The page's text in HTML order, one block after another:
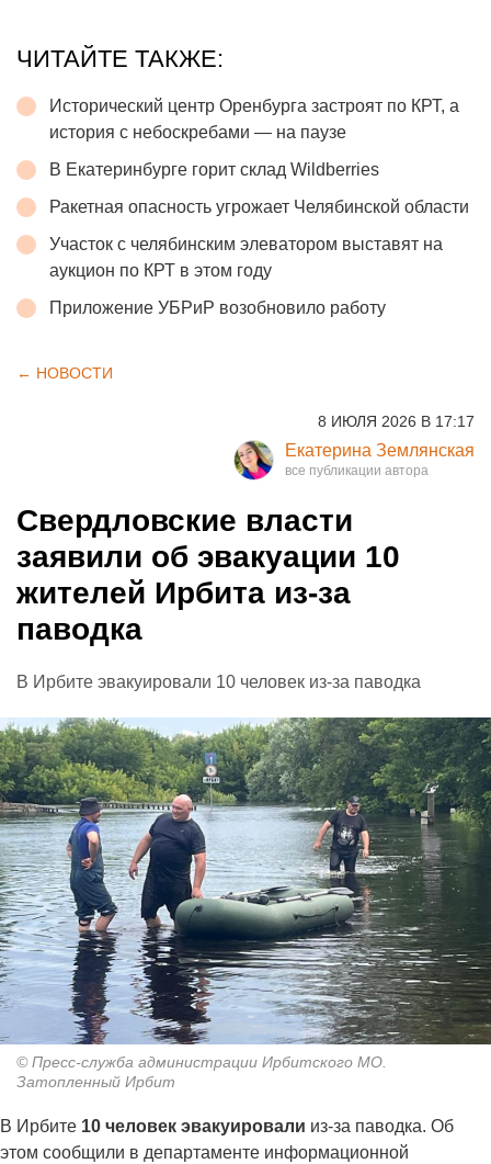
ЧИТАЙТЕ ТАКЖЕ:
Исторический центр Оренбурга застроят по КРТ, а
история с небоскребами — на паузе
В Екатеринбурге горит склад Wildberries
Ракетная опасность угрожает Челябинской области
Участок с челябинским элеватором выставят на
аукцион по КРТ в этом году
Приложение УБРиР возобновило работу
← НОВОСТИ
8 ИЮЛЯ 2026 В 17:17
Екатерина Землянская
Свердловские власти
заявили об эвакуации 10
жителей Ирбита из-за
паводка
В Ирбите эвакуировали 10 человек из-за паводка
© Пресс-служба администрации Ирбитского МО.
Затопленный Ирбит
В Ирбите 10 человек эвакуировали из-за паводка. Об
этом сообщили в департаменте информационной